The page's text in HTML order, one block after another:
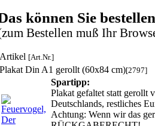
können Sie
Bestellen muß Ihr
Artikel [Art.Nr.]
Plakat Din A1 gerollt (60x84 cm)[2797]
Spartipp:
Plakat gefaltet statt gerollt
Deutschlands, restliches
Achtung: Wenn wir das